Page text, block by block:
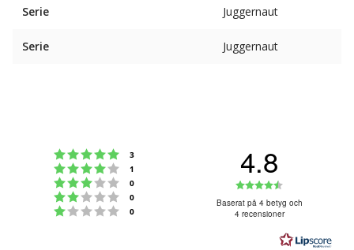
Serie Juggernaut
Serie Juggernaut
Betyg: 5 utav 5 stjärnor
3
Betyg: 4 utav 5 stjärnor
1
Betyg: 3 utav 5 stjärnor
0
Betyg: 2 utav 5 stjärnor
0
Betyg: 1 utav 5 stjärnor
0
4.8
4.8
utav
5
Baserat på 4 betyg och
4 recensioner